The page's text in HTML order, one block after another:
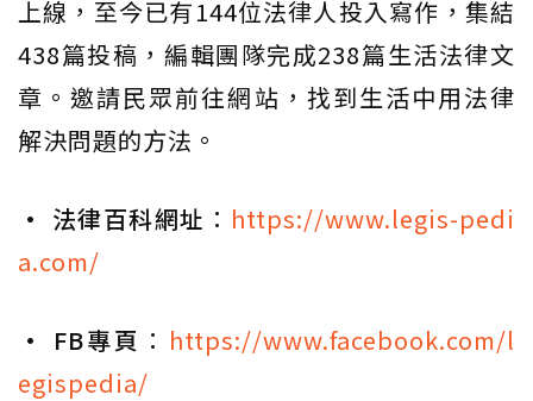
上線，至今已有144位法律人投入寫作，集結
438篇投稿，編輯團隊完成238篇生活法律文
章。邀請民眾前往網站，找到生活中用法律
解決問題的方法。
• 法律百科網址 ： https://www.legis-pedi
a.com/
• FB專頁 ： https://www.facebook.com/l
egispedia/